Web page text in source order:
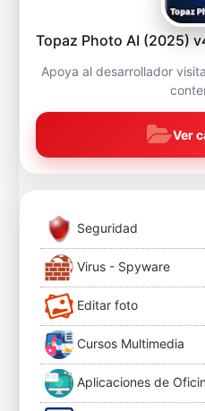
Topaz Photo AI (2025)
Apoya al desarrollador
Ver
Seguridad
Virus - Spyware
Editar foto
Cursos Multimedia
Aplicaciones de